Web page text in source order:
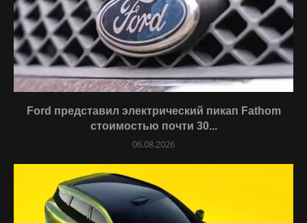
Ford представил электрический пикап Fathom
стоимостью почти 30...
06.08.2026